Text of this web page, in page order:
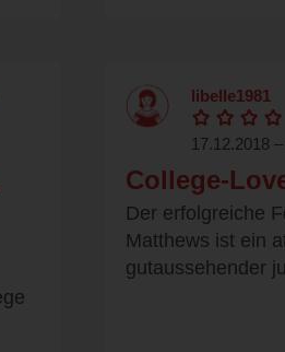
libelle1981
17.12.2018
College-
Der erfolgreiche
Matthews ist ein
gutaussehender